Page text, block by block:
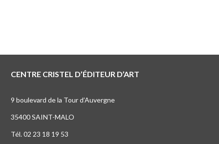
CENTRE CRISTEL D’ÉDITEUR D’ART
9 boulevard de la Tour d’Auvergne
35400 SAINT-MALO
Tél. 02 23 18 19 53